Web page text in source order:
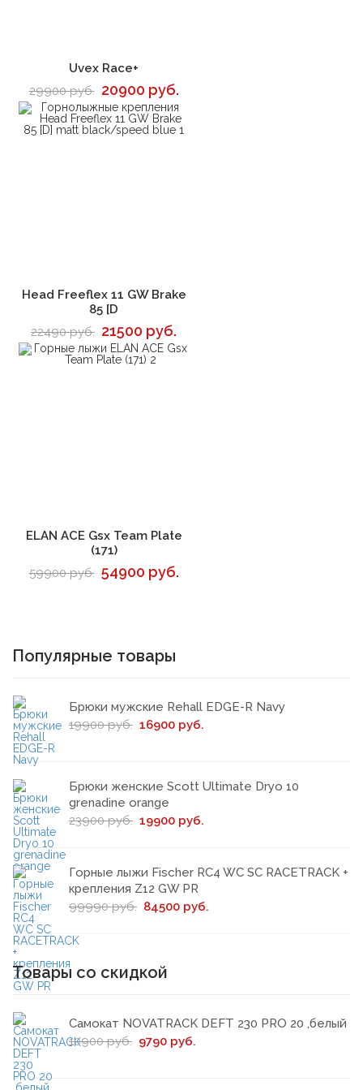
В корзину
Uvex Race+
29900 руб. 20900 руб.
В корзину
Head Freeflex 11 GW Brake
85 [D
22490 руб. 21500 руб.
В корзину
ELAN ACE Gsx Team Plate
(171)
59900 руб. 54900 руб.
Популярные товары
Брюки мужские Rehall EDGE-R Navy
19900 руб. 16900 руб.
Брюки женские Scott Ultimate Dryo 10
grenadine orange
23900 руб. 19900 руб.
Горные лыжи Fischer RC4 WC SC RACETRACK +
крепления Z12 GW PR
99990 руб. 84500 руб.
Товары со скидкой
Самокат NOVATRACK DEFT 230 PRO 20 ,белый
10900 руб. 9790 руб.